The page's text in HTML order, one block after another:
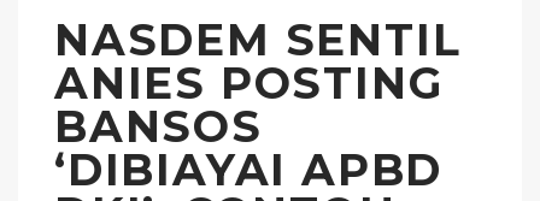
NASDEM SENTIL
ANIES POSTING
BANSOS
‘DIBIAYAI APBD